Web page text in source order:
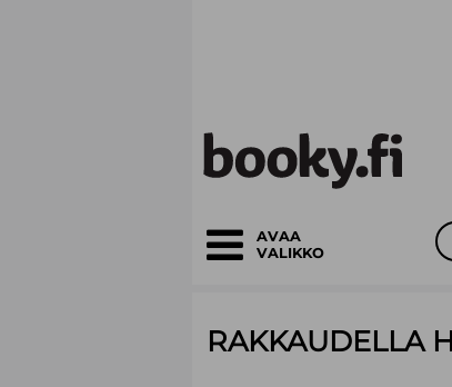
AVAA
VALIKKO
RAKKAUDELLA